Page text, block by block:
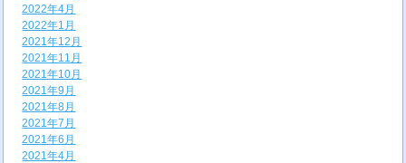
2022年4月
2022年1月
2021年12月
2021年11月
2021年10月
2021年9月
2021年8月
2021年7月
2021年6月
2021年4月